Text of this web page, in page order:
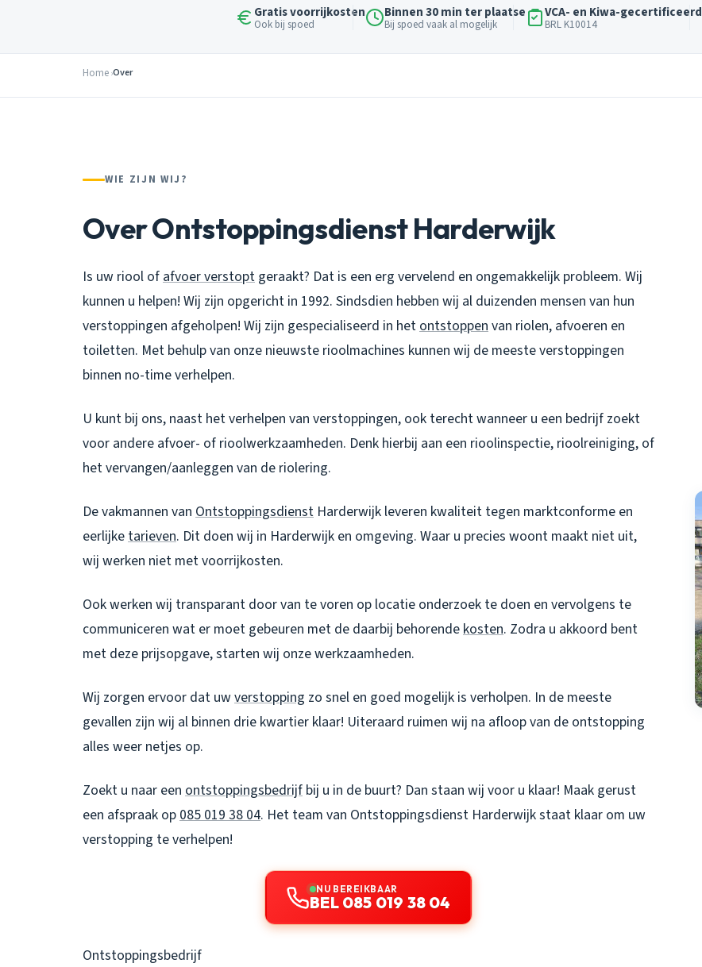
Gratis voorrijkosten
Ook bij spoed
Binnen 30 min ter plaatse
Bij spoed vaak al mogelijk
VCA- en Kiwa-gecertificeerd
BRL K10014
Home Over
WIE ZIJN WIJ?
Over Ontstoppingsdienst Harderwijk
Is uw riool ofafvoer verstopt geraakt? Dat is een erg vervelend en ongemakkelijk probleem. Wij
kunnen u helpen! Wij zijn opgericht in 1992. Sindsdien hebben wij al duizenden mensen van hun
verstoppingen afgeholpen! Wij zijn gespecialiseerd in hetontstoppenvan riolen, afvoeren en
toiletten. Met behulp van onze nieuwste rioolmachines kunnen wij de meeste verstoppingen
binnen no-time verhelpen.
U kunt bij ons, naast het verhelpen van verstoppingen, ook terecht wanneer u een bedrijf zoekt
voor andere afvoer- of rioolwerkzaamheden. Denk hierbij aan een rioolinspectie, rioolreiniging, of
het vervangen/aanleggen van de riolering.
De vakmannen van Ontstoppingsdienst Harderwijk leveren kwaliteit tegen marktconforme en
eerlijketarieven. Dit doen wij in Harderwijk en omgeving. Waar u precies woont maakt niet uit,
wij werken niet met voorrijkosten.
Ook werken wij transparant door van te voren op locatie onderzoek te doen en vervolgens te
communiceren wat er moet gebeuren met de daarbij behorendekosten. Zodra u akkoord bent
met deze prijsopgave, starten wij onze werkzaamheden.
Wij zorgen ervoor dat uwverstopping zo snel en goed mogelijk is verholpen. In de meeste
gevallen zijn wij al binnen drie kwartier klaar! Uiteraard ruimen wij na afloop van de ontstopping
alles weer netjes op.
Zoekt u naar een ontstoppingsbedrijf bij u in de buurt? Dan staan wij voor u klaar! Maak gerust
een afspraak op085 019 38 04. Het team van Ontstoppingsdienst Harderwijk staat klaar om uw
verstopping te verhelpen!
NU BEREIKBAAR
BEL 085 019 38 04
Ontstoppingsbedrijf